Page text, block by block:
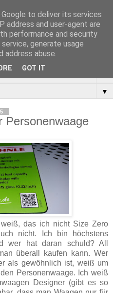
alles
▼
Personenwaage
das ich nicht Size Zero
nicht. Ich bin höchstens
wer hat daran schuld? All
überall kaufen kann. Wer
als gewöhnlich ist, weiß um
Personenwaage. Ich weiß
Designer (gibt es so
to deliver its services
address and user-agent are
performance and security
generate usage
abuse.
GOT IT